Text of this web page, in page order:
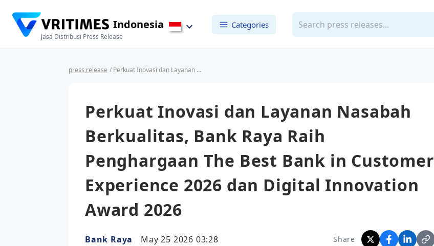
Indonesia
Jasa Distribusi Press Release
Categories
press release / Perkuat Inovasi dan Layanan Nasabah Berkualitas, Bank Raya Raih Penghargaan The Best Bank in Customer Experience 2026 dan Digital Innovation Award 2026
Perkuat Inovasi dan Layanan Nasabah
Berkualitas, Bank Raya Raih
Penghargaan The Best Bank in Customer
Experience 2026 dan Digital Innovation
Award 2026
Bank Raya May 25 2026 03:28 Share